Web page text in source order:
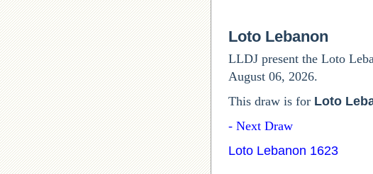
Loto Lebanon
LLDJ present the Loto
August 06, 2026.
This draw is for Loto
Next Draw -
Loto Lebanon 1623